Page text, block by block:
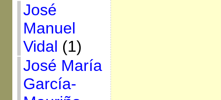
José
Manuel
Vidal (1)
José María
García-